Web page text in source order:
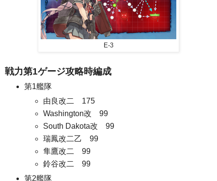
E-3
戦力第1ゲージ攻略時編成
第1艦隊
由良改二 175
Washington改 99
South Dakota改 99
瑞鳳改二乙 99
隼鷹改二 99
鈴谷改二 99
第2艦隊